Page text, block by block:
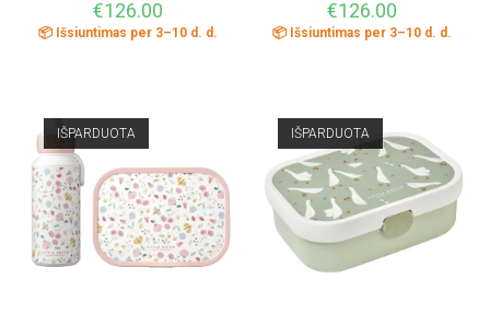
€126.00
📦 Išsiuntimas per 3–10 d. d.
€126.00
📦 Išsiuntimas per 3–10 d. d.
IŠPARDUOTA IŠPARDUOTA